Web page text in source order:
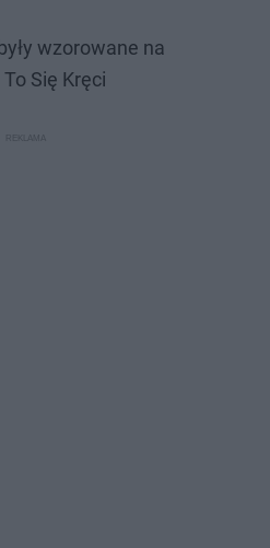
wzorowane na
Się Kręci